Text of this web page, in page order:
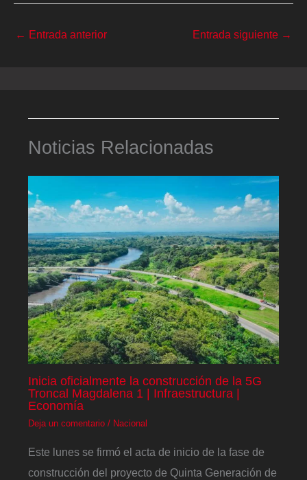
← Entrada anterior Entrada siguiente →
Noticias Relacionadas
Inicia oficialmente la construcción de la 5G
Troncal Magdalena 1 | Infraestructura |
Economía
Deja un comentario / Nacional
Este lunes se firmó el acta de inicio de la fase de
construcción del proyecto de Quinta Generación de